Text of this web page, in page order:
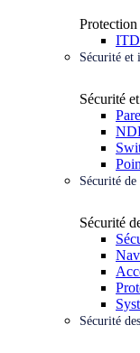
Protection
Sécurité et
Sécurité
Sécurité de
Sécurité
Sécurité